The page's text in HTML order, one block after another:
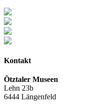
Kontakt
Ötztaler Museen
Lehn 23b
6444 Längenfeld